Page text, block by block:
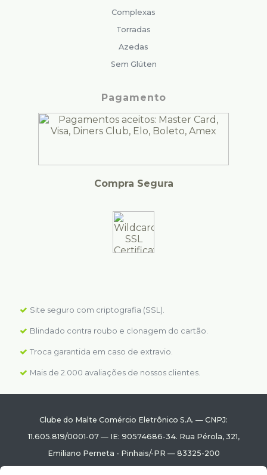
Complexas
Torradas
Azedas
Sem Glúten
Pagamento
Compra Segura
Site seguro com criptografia (SSL).
Blindado contra roubo e clonagem do cartão.
Troca garantida em caso de extravio.
Mais de 2.000 avaliações de nossos clientes.
Clube do Malte Comércio Eletrônico S.A. — CNPJ:
11.605.819/0001-07— IE: 90574686-34. Rua Pérola, 321,
Emiliano Perneta - Pinhais/-PR — 83325-200